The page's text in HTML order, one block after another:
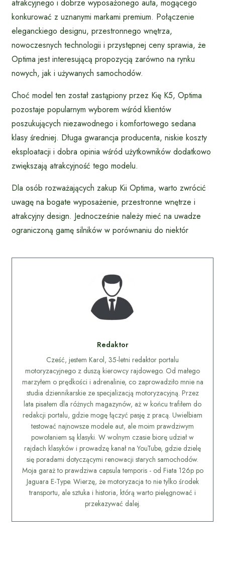
atrakcyjnego i dobrze wyposażonego auta, mogącego
konkurować z uznanymi markami premium. Połączenie
eleganckiego designu, przestronnego wnętrza,
nowoczesnych technologii i przystępnej ceny sprawia, że
Optima jest interesującą propozycją zarówno na rynku
nowych, jak i używanych samochodów.
Choć model ten został zastąpiony przez Kię K5, Optima
pozostaje popularnym wyborem wśród klientów
poszukujących niezawodnego i komfortowego sedana
klasy średniej. Długa gwarancja producenta, niskie koszty
eksploatacji i dobra opinia wśród użytkowników dodatkowo
zwiększają atrakcyjność tego modelu.
Dla osób rozważających zakup Kii Optima, warto zwrócić
uwagę na bogate wyposażenie, przestronne wnętrze i
atrakcyjny design. Jednocześnie należy mieć na uwadze
ograniczoną gamę silników w porównaniu do niektór
Redaktor
Cześć, jestem Karol, 35-letni redaktor portalu
motoryzacyjnego z duszą kierowcy rajdowego. Od małego
marzyłem o prędkości i adrenalinie, co zaprowadziło mnie na
studia dziennikarskie ze specjalizacją motoryzacyjną. Przez
lata pisałem dla różnych magazynów, aż w końcu trafiłem do
redakcji portalu, gdzie mogę łączyć pasję z pracą. Uwielbiam
testować najnowsze modele aut, ale moim prawdziwym
powołaniem są klasyki. W wolnym czasie biorę udział w
rajdach klasyków i prowadzę kanał na YouTube, gdzie dzielę
się poradami dotyczącymi renowacji starych samochodów.
Moja garaż to prawdziwa capsula temporis - od Fiata 126p po
Jaguara E-Type. Wierzę, że motoryzacja to nie tylko środek
transportu, ale sztuka i historia, którą warto pielęgnować i
przekazywać dalej.